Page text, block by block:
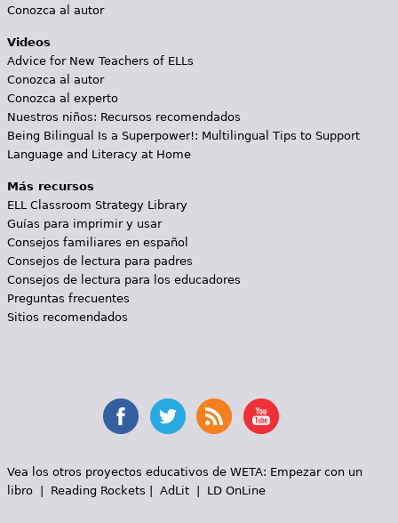
Conozca al autor
Videos
Advice for New Teachers of ELLs
Conozca al autor
Conozca al experto
Nuestros niños: Recursos recomendados
Being Bilingual Is a Superpower!: Multilingual Tips to Support
Language and Literacy at Home
Más recursos
ELL Classroom Strategy Library
Guías para imprimir y usar
Consejos familiares en español
Consejos de lectura para padres
Consejos de lectura para los educadores
Preguntas frecuentes
Sitios recomendados
Vea los otros proyectos educativos de WETA: Empezar con un
libro| Reading Rockets AdLit| LD OnLine